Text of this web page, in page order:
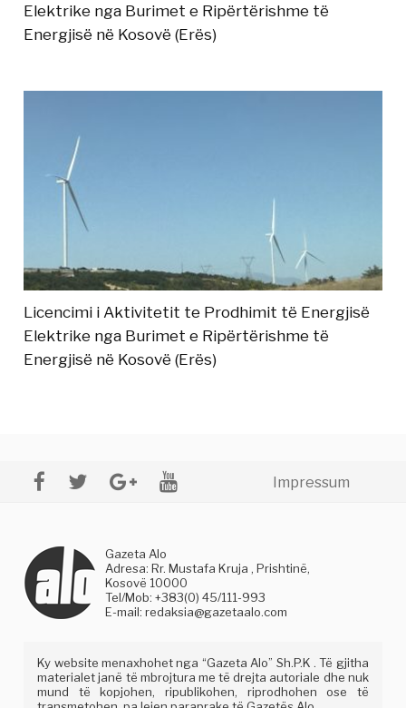
Elektrike nga Burimet e Ripërtërishme të
Energjisë në Kosovë (Erës)
Licencimi i Aktivitetit te Prodhimit të Energjisë
Elektrike nga Burimet e Ripërtërishme të
Energjisë në Kosovë (Erës)
Impressum
Gazeta Alo
Adresa: Rr. Mustafa Kruja , Prishtinë,
Kosovë 10000
Tel/Mob: +383(0) 45/111-993
E-mail:redaksia@gazetaalo.com
Ky website menaxhohet nga “Gazeta Alo” Sh.P.K . Të gjitha
materialet janë të mbrojtura me të drejta autoriale dhe nuk
mund të kopjohen, ripublikohen, riprodhohen ose të